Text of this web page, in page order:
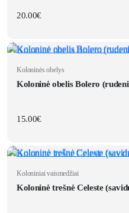
20.00€
Koloninės obelys
Koloninė obelis Bolero
15.00€
Koloniniai vaismedžiai
Koloninė trešnė Celeste